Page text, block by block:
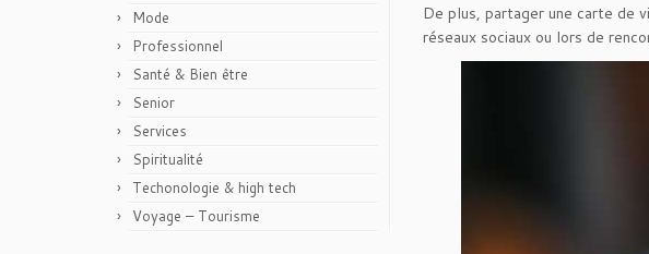
Mode
Professionnel
Santé & Bien être
Senior
Services
Spiritualité
Techonologie & high tech
Voyage – Tourisme
De plus, partager une carte de
réseaux sociaux ou lors de